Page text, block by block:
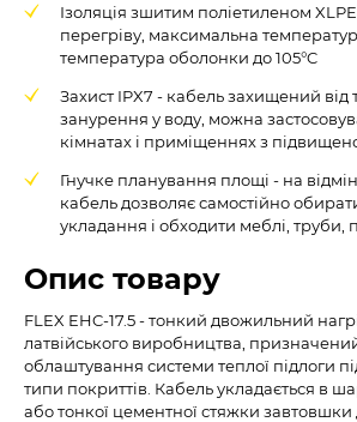
Ізоляція зшитим поліетиленом XLPE
перегріву, максимальна
температура оболонки до 105°C
Захист IPX7 - кабель захищений від
занурення у воду, можна
кімнатах і приміщеннях з
Гнучке планування площі - на
кабель дозволяє самостійно
укладання і обходити меблі, труби,
Опис товару
FLEX EHC-17.5 - тонкий двожильний
латвійського виробництва,
облаштування системи теплої підлоги
типи покриттів. Кабель укладається в
або тонкої цементної стяжки завтовшки